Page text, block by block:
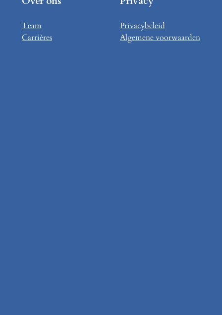
Team
Carrières
Privacybeleid
Algemene voorwaarden